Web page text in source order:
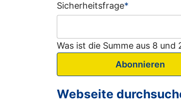
Sicherheitsfrage*
Was ist die Summe aus 8 und
Abonnieren
Webseite